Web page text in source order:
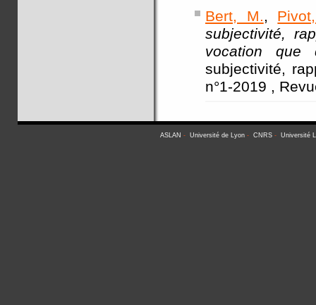
Bert, M.,
subjectivité,
vocation que
subjectivité,
n°1-2019 ,
ASLAN - Université de Lyon- CNRS- Université